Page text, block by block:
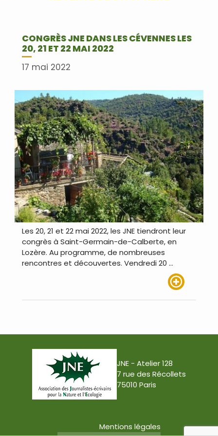
CONGRÈS JNE DANS LES CÉVENNES LES
20, 21 ET 22 MAI 2022
17 mai 2022
Les 20, 21 et 22 mai 2022, les JNE tiendront leur
congrès à Saint-Germain-de-Calberte, en
Lozère. Au programme, de nombreuses
rencontres et découvertes. Vendredi 20 …
JNE - Atelier 128
7 rue des Récollets
75010 Paris
Mentions légales